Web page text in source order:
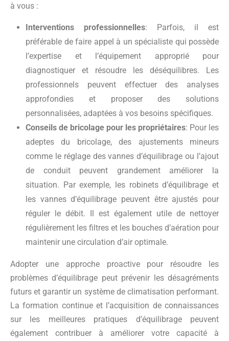
à vous :
Interventions professionnelles: Parfois, il est
préférable de faire appel à un spécialiste qui possède
l’expertise et l’équipement approprié pour
diagnostiquer et résoudre les déséquilibres. Les
professionnels peuvent effectuer des analyses
approfondies et proposer des solutions
personnalisées, adaptées à vos besoins spécifiques.
Conseils de bricolage pour les propriétaires: Pour les
adeptes du bricolage, des ajustements mineurs
comme le réglage des vannes d’équilibrage ou l’ajout
de conduit peuvent grandement améliorer la
situation. Par exemple, les robinets d’équilibrage et
les vannes d’équilibrage peuvent être ajustés pour
réguler le débit. Il est également utile de nettoyer
régulièrement les filtres et les bouches d’aération pour
maintenir une circulation d’air optimale.
Adopter une approche proactive pour résoudre les
problèmes d’équilibrage peut prévenir les désagréments
futurs et garantir un système de climatisation performant.
La formation continue et l’acquisition de connaissances
sur les meilleures pratiques d’équilibrage peuvent
également contribuer à améliorer votre capacité à